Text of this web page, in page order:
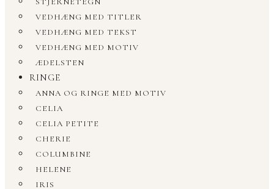
VEDHÆNG MED TITLER
VEDHÆNG MED TEKST
VEDHÆNG MED MOTIV
ÆDELSTEN
RINGE
ANNA OG RINGE MED MOTIV
CELIA
CELIA PETITE
CHERIE
COLUMBINE
HELENE
IRIS